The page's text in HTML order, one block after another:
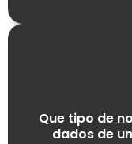
Que tipo de
dados de